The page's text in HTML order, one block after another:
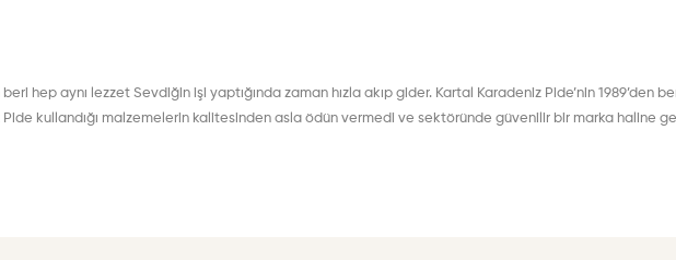
hep aynı lezzet Sevdiğin işi yaptığında zaman hızla akıp gider. Kartal Karadeniz Pide’nin 1989’den
Pide kullandığı malzemelerin kalitesinden asla ödün vermedi ve sektöründe güvenilir bir marka haline